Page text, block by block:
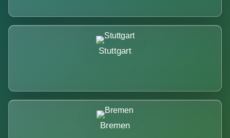
Stuttgart
Bremen